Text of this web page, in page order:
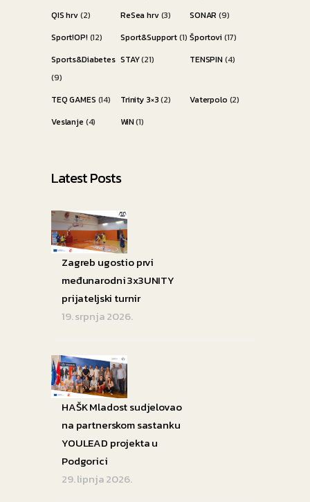
QIS hrv(2) ReSea hrv(3) SONAR (9)
Sport!OP! (12) Sport&Support(1) Športovi (17)
Sports&Diabetes
(9)
STAY(21) TENSPIN (4)
TEQ GAMES (14) Trinity 3×3(2) Vaterpolo (2)
Veslanje (4) WiN(1)
Latest Posts
Zagreb ugostio prvi
međunarodni 3x3UNITY
prijateljski turnir
19. srpnja 2026.
HAŠK Mladost sudjelovao
na partnerskom sastanku
YOULEAD projekta u
Podgorici
29. lipnja 2026.